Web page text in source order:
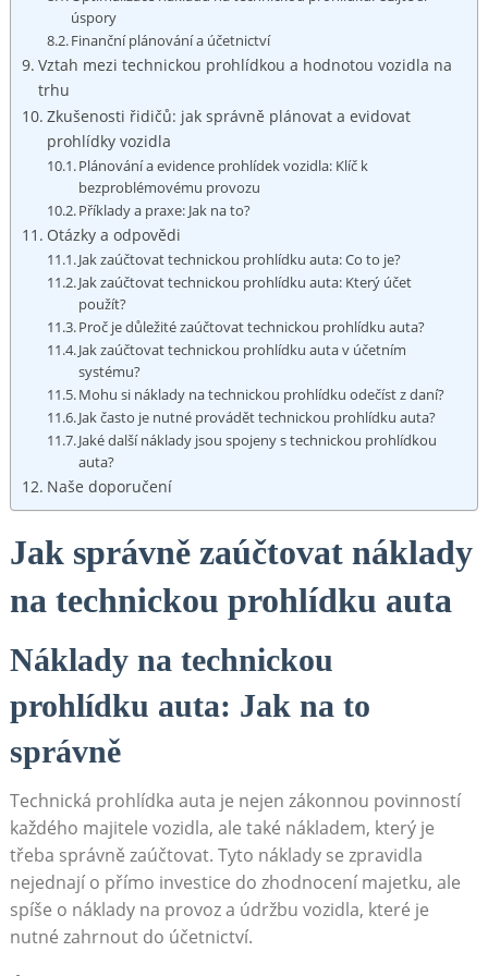
úspory
Finanční plánování a účetnictví
Vztah mezi technickou prohlídkou a hodnotou vozidla na
trhu
Zkušenosti řidičů: jak správně plánovat a evidovat
prohlídky vozidla
Plánování a evidence prohlídek vozidla: Klíč k
bezproblémovému provozu
Příklady a praxe: Jak na to?
Otázky a odpovědi
Jak zaúčtovat technickou prohlídku auta: Co to je?
Jak zaúčtovat technickou prohlídku auta: Který účet
použít?
Proč je důležité zaúčtovat technickou prohlídku auta?
Jak zaúčtovat technickou prohlídku auta v účetním
systému?
Mohu si náklady na technickou prohlídku odečíst z daní?
Jak často je nutné provádět technickou prohlídku auta?
Jaké další náklady jsou spojeny s technickou prohlídkou
auta?
Naše doporučení
Jak správně zaúčtovat náklady
na technickou prohlídku auta
Náklady na technickou
prohlídku auta: Jak na to
správně
Technická prohlídka auta je nejen zákonnou povinností
každého majitele vozidla, ale také nákladem, který je
třeba správně zaúčtovat. Tyto náklady se zpravidla
nejednají o přímo investice do zhodnocení majetku, ale
spíše o náklady na provoz a údržbu vozidla, které je
nutné zahrnout do účetnictví.